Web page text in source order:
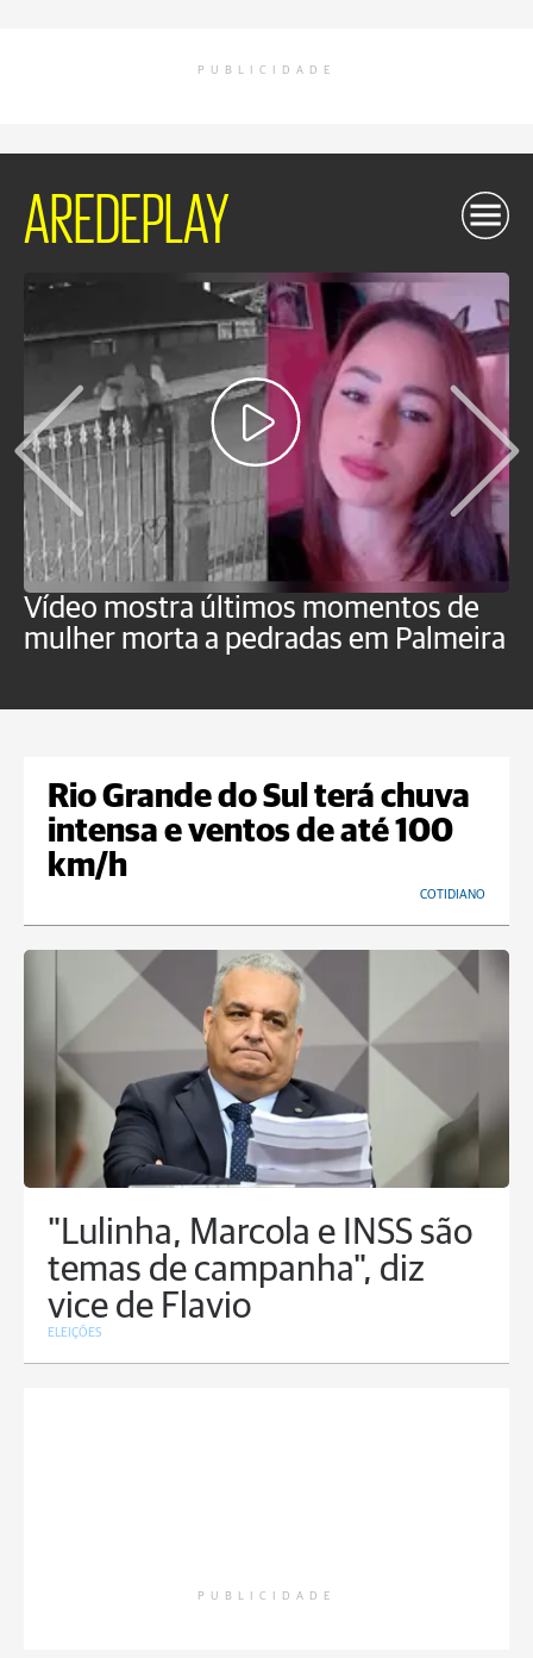
PUBLICIDADE
AREDEPLAY
Vídeo mostra últimos momentos de
mulher morta a pedradas em Palmeira
Rio Grande do Sul terá chuva
intensa e ventos de até 100
km/h
COTIDIANO
"Lulinha, Marcola e INSS são
temas de campanha", diz
vice de Flavio
ELEIÇÕES
PUBLICIDADE